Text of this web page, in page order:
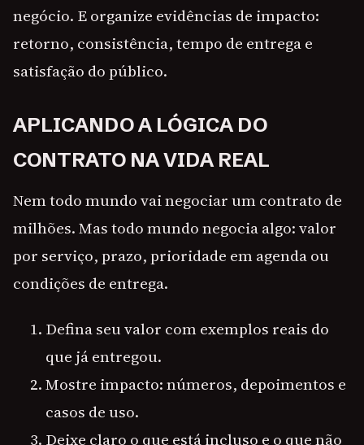
negócio. E organize evidências de impacto:
retorno, consistência, tempo de entrega e
satisfação do público.
APLICANDO A LÓGICA DO
CONTRATO NA VIDA REAL
Nem todo mundo vai negociar um contrato de
milhões. Mas todo mundo negocia algo: valor
por serviço, prazo, prioridade em agenda ou
condições de entrega.
Defina seu valor com exemplos reais do
que já entregou.
Mostre impacto: números, depoimentos e
casos de uso.
Deixe claro o que está incluso e o que não